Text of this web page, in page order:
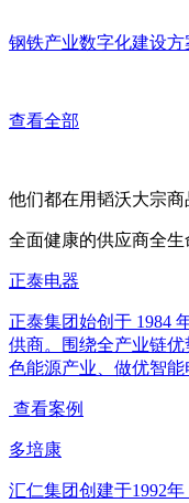
钢铁产业数字化建设方
查看全部
他们都在用韬沃大宗
全面健康的供应商全生
正泰电器
正泰集团始创于 1984
供商。围绕全产业链
色能源产业、做优智
查看案例
多培康
汇仁集团创建于1992